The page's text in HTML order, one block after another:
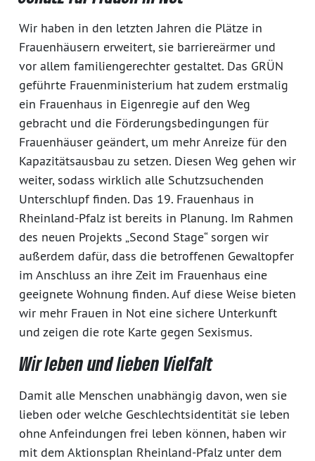
Wir haben in den letzten Jahren die Plätze in
Frauenhäusern erweitert, sie barriereärmer und
vor allem familiengerechter gestaltet. Das GRÜN
geführte Frauenministerium hat zudem erstmalig
ein Frauenhaus in Eigenregie auf den Weg
gebracht und die Förderungsbedingungen für
Frauenhäuser geändert, um mehr Anreize für den
Kapazitätsausbau zu setzen. Diesen Weg gehen wir
weiter, sodass wirklich alle Schutzsuchenden
Unterschlupf finden. Das 19. Frauenhaus in
Rheinland-Pfalz ist bereits in Planung. Im Rahmen
des neuen Projekts „Second Stage“ sorgen wir
außerdem dafür, dass die betroffenen Gewaltopfer
im Anschluss an ihre Zeit im Frauenhaus eine
geeignete Wohnung finden. Auf diese Weise bieten
wir mehr Frauen in Not eine sichere Unterkunft
und zeigen die rote Karte gegen Sexismus.
Wir leben und lieben Vielfalt
Damit alle Menschen unabhängig davon, wen sie
lieben oder welche Geschlechtsidentität sie leben
ohne Anfeindungen frei leben können, haben wir
mit dem Aktionsplan Rheinland-Pfalz unter dem